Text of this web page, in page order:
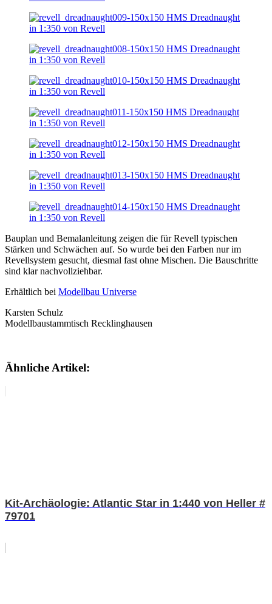
Bauplan und Bemalanleitung zeigen die für Revell typischen
Stärken und Schwächen auf. So wurde bei den Farben nur im
Revellsystem gesucht, diesmal fast ohne Mischen. Die Bauschritte
sind klar nachvollziehbar.
Erhältlich bei Modellbau Universe
Karsten Schulz
Modellbaustammtisch Recklinghausen
Ähnliche Artikel:
Kit-Archäologie: Atlantic Star in 1:440 von Heller #
79701